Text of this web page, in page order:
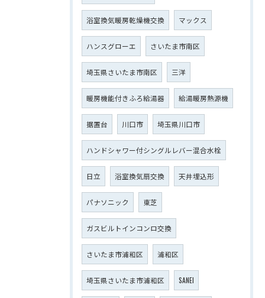
浴室換気暖房乾燥機交換 マックス
ハンスグローエ さいたま市南区
埼玉県さいたま市南区 三洋
暖房機能付きふろ給湯器 給湯暖房熱源機
据置台 川口市 埼玉県川口市
ハンドシャワー付シングルレバー混合水栓
日立 浴室換気扇交換 天井埋込形
パナソニック 東芝
ガスビルトインコンロ交換
さいたま市浦和区 浦和区
埼玉県さいたま市浦和区 SANEI